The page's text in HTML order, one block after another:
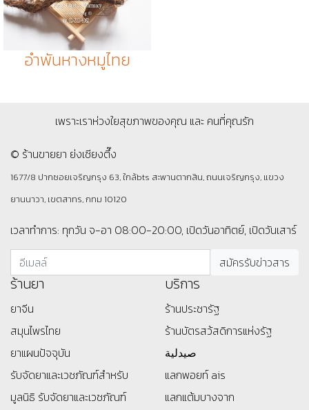
อำพันหางหมูไทย
เพราะเราห่วงใยสุขภาพของคุณ และ คนที่คุณรัก
© ร้านขายยา ย่งเชียงตึ๊ง
1677/8 ปากซอยเจริญกรุง 63, ใกล้bts สะพานตากสิน, ถนนเจริญกรุง, แขวง
ยานนาวา, เขตสาทร, กทม 10120
เวลาทำการ: ทุกวัน จ-อา 08:00-20:00, เปิดวันอาทิตย์, เปิดวันเสาร์
ร้านยา
ยาจีน
สมุนไพรไทย
ยาแผนปัจจุบัน
รับจัดยาและเวชภัณฑ์สำหรับ
มูลนิธิ รับจัดยาและเวชภัณฑ์
บริการ
ร้านประชารัฐ
ร้านบัตรสว้สดิการแห่งรัฐ
صيدلية
แลกพอยท์ ais
แลกแต้มบางจาก